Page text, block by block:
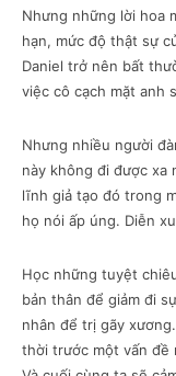
Nhưng những lời hoa
hạn, mức độ thật sự
Daniel trở nên bất
việc cô cạch mặt anh
Nhưng nhiều người
này không đi được xa
lĩnh giả tạo đó trong
họ nói ấp úng. Diễn
Học những tuyệt
bản thân để giảm đi
nhân để trị gãy
thời trước một vấn đề